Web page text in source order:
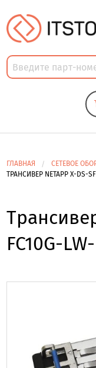
ГЛАВНАЯ СЕТЕВОЕ
ТРАНСИВЕР NETAPP X-DS-
FC10G-